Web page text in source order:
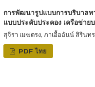
การพัฒนารูปแบบการบริบาลท
แบบประคับประคอง เครือข่า
สุจิรา เมฆตรง, ภาเอื้ออันน์ สิริน
PDF ไทย